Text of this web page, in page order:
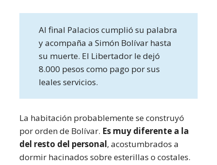
Al final Palacios cumplió su palabra
y acompaña a Simón Bolívar hasta
su muerte. El Libertador le dejó
8.000 pesos como pago por sus
leales servicios.
La habitación probablemente se construyó
por orden de Bolívar. Es muy diferente a la
del resto del personal, acostumbrados a
dormir hacinados sobre esterillas o costales.